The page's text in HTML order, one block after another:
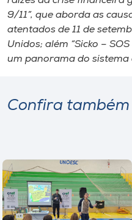
9/11”, que aborda as
atentados de 11 de
Unidos; além “Sicko –
um panorama do
Confira também